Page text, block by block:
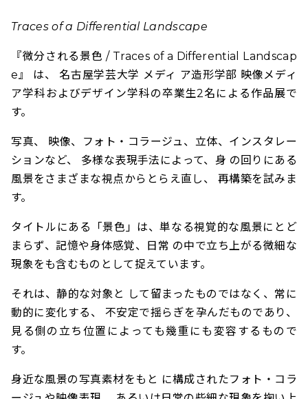
Traces of a Differential Landscape
『微分される景色 / Traces of a Differential Landscap
e』 は、 名古屋学芸大学 メディ ア造形学部 映像メディ
ア学科およびデザイン学科の卒業生2名による作品展で
す。
写真、 映像、フォト・コラージュ、立体、インスタレー
ションなど、 多様な表現手法によって、身 の回りにある
風景をさまざまな視点からとらえ直し、 再構築を試みま
す。
タイトルにある「景色」は、単なる視覚的な風景にとど
まらず、記憶や身体感覚、日常 の中で立ち上がる微細な
現象をも含むものとして捉えています。
それは、静的な対象と して留まったものではなく、常に
動的に変化する、 不安定で揺らぎを孕んだものであり、
見る側の立ち位置によっても幾重にも変容するもので
す。
身近な風景の写真素材をもと に構成されたフォト・コラ